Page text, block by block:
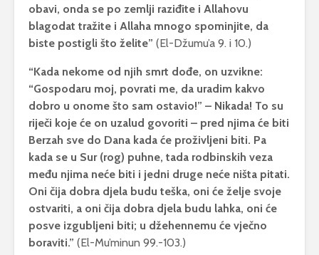
obavi, onda se po zemlji raziđite i Allahovu
blagodat tražite i Allaha mnogo spominjite, da
biste postigli što želite” (El-Džumu’a 9. i 10.)
“Kada nekome od njih smrt dođe, on uzvikne:
“Gospodaru moj, povrati me, da uradim kakvo
dobro u onome što sam ostavio!” – Nikada! To su
riječi koje će on uzalud govoriti – pred njima će biti
Berzah sve do Dana kada će proživljeni biti. Pa
kada se u Sur (rog) puhne, tada rodbinskih veza
među njima neće biti i jedni druge neće ništa pitati.
Oni čija dobra djela budu teška, oni će želje svoje
ostvariti, a oni čija dobra djela budu lahka, oni će
posve izgubljeni biti; u džehennemu će vječno
boraviti.” (El-Mu’minun 99.-103.)